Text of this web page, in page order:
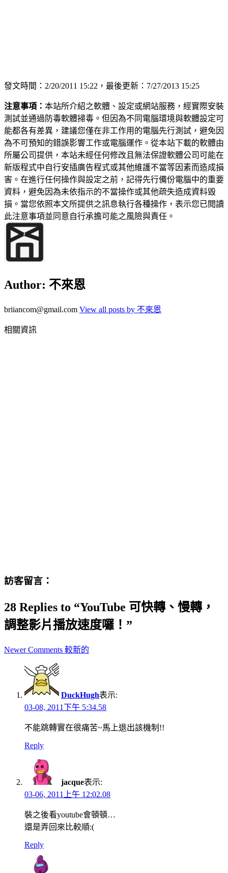
發文時間：2/20/2011 15:22，最後更新：7/27/2013 15:25
注意事項： 本站所介紹之軟體、設定或網站服務，經實際安裝
測試並通過防毒軟體掃毒。但因為不同電腦環境與軟體設定可
能都各有差異，建議您僅在非工作用的電腦先行測試，避免因
為不可預知的錯誤影響工作或電腦運作。從本站下載的軟體由
所屬公司提供，本站未經任何修改且無法保證軟體公司可能在
新版程式中自行安插廣告程式或其他維護不當等因素而造成損
害。在進行任何操作與設定之前，記得先行備份電腦中的重要
資料，避免因為未依指示的不當操作或其他疏失造成資料毀
損。當您依照本文所提供之訊息執行各種操作，表示您已閱讀
此注意事項並同意自行承擔可能之風險與責任。
Author: 不來恩
briiancom@gmail.com View all posts by 不來恩
相關資訊
訪客留言：
28 Replies to “YouTube 可快轉、慢轉，
調整影片播放速度囉！”
Comment
navigation
Newer Comments 較新的
DuckHugh表示:
03-08, 2011下午 5:34.58
不能跳轉實在很痛苦~馬上退出該機制!!
Reply
jacque表示:
03-06, 2011上午 12:02.08
裝之後看youtube會頓頓…
還是弄回來比較順:(
Reply